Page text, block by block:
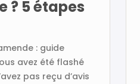
? 5 étapes
: guide
avez été flashé
pas reçu d’avis